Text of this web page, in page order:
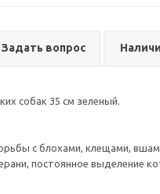
Задать вопрос
собак 35 см зеленый.
с блохами, клещами,
постоянное выделение